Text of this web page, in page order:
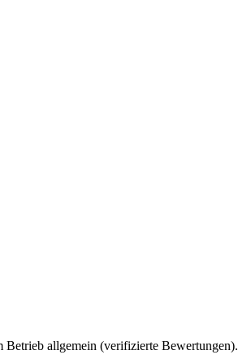
Betrieb allgemein (verifizierte Bewertungen).